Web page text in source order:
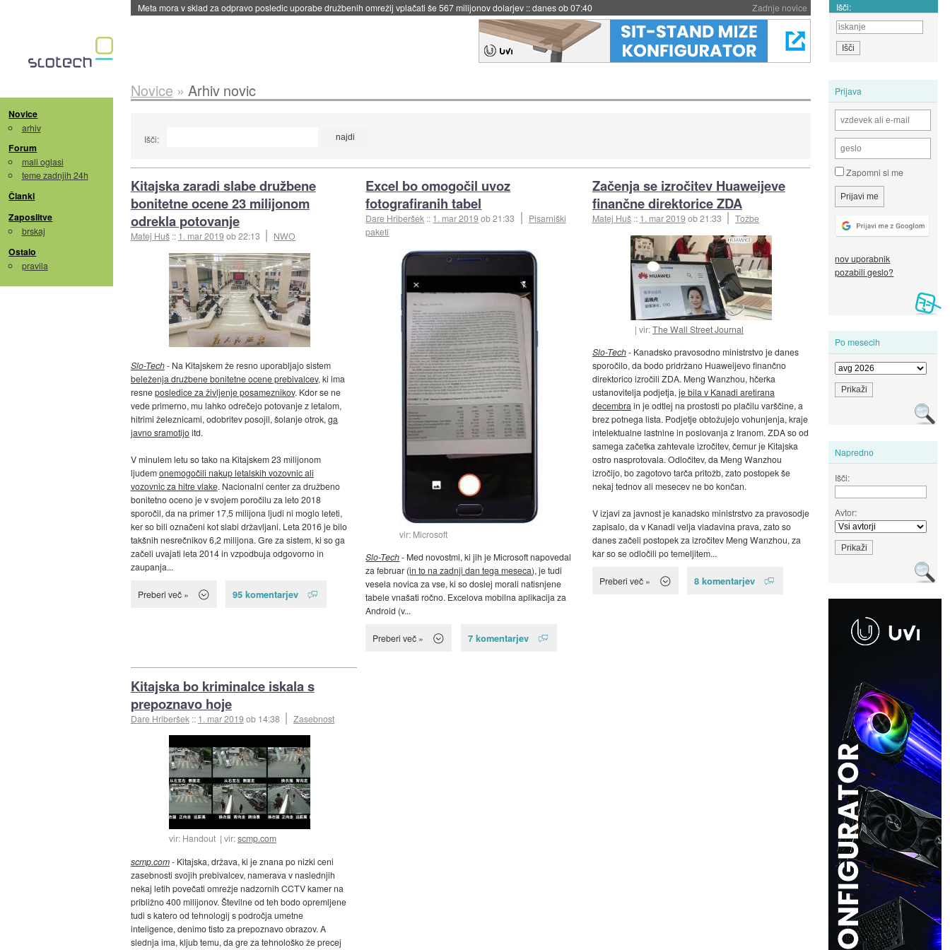
Zadnje novice
Meta mora v sklad za odpravo posledic uporabe družbenih omrežij vplačati še 567 milijonov dolarjev ::danes ob 07:40 Išči:
Novice
arhiv
Forum
mali oglasi
teme zadnjih 24h
Članki
Zaposlitve
brskaj
Ostalo
pravila
Prijava
Zapomni si me
nov uporabnik
pozabili geslo?
Po mesecih
Napredno
Išči:
Avtor:
Novice » Arhiv novic
Išči:
Kitajska zaradi slabe družbene
bonitetne ocene 23 milijonom
odrekla potovanje
Matej Huš :: 1. mar 2019ob 22:13 NWO
Slo-Tech- Na Kitajskem že resno uporabljajo sistem
beleženja družbene bonitetne ocene prebivalcev, ki ima
resneposledice za življenje posameznikov. Kdor se ne
vede primerno, mu lahko odrečejo potovanje z letalom,
hitrimi železnicami, odobritev posojil, šolanje otrok, ga
javno sramotijoitd.
V minulem letu so tako na Kitajskem 23 milijonom
ljudemonemogočili nakup letalskih vozovnic ali
vozovnic za hitre vlake. Nacionalni center za družbeno
bonitetno oceno je v svojem poročilu za leto 2018
sporočil, da na primer 17,5 milijona ljudi ni moglo leteti,
ker so bili označeni kot slabi državljani. Leta 2016 je bilo
takšnih nesrečnikov 6,2 milijona. Gre za sistem, ki so ga
začeli uvajati leta 2014 in vzpodbuja odgovorno in
zaupanja...
Preberi več » 95 komentarjev
Excel bo omogočil uvoz
fotografiranih tabel
Dare Hriberšek :: 1. mar 2019ob 21:33
Pisarniški
paketi
vir: Microsoft
Slo-Tech- Med novostmi, ki jih je Microsoft napovedal
za februar (in to na zadnji dan tega meseca), je tudi
vesela novica za vse, ki so doslej morali natisnjene
tabele vnašati ročno. Excelova mobilna aplikacija za
Android (v...
Preberi več » 7 komentarjev
Začenja se izročitev Huaweijeve
finančne direktorice ZDA
Matej Huš :: 1. mar 2019ob 21:33 Tožbe
vir:The Wall Street Journal
Slo-Tech- Kanadsko pravosodno ministrstvo je danes
sporočilo, da bodo pridržano Huaweijevo finančno
direktorico izročili ZDA. Meng Wanzhou, hčerka
ustanovitelja podjetja, je bila v Kanadi aretirana
decembra in je odtlej na prostosti po plačilu varščine, a
brez potnega lista. Podjetje obtožujejo vohunjenja, kraje
intelektualne lastnine in poslovanja z Iranom. ZDA so od
samega začetka zahtevale izročitev, čemur je Kitajska
ostro nasprotovala. Odločitev, da Meng Wanzhou
izročijo, bo zagotovo tarča pritožb, zato postopek še
nekaj tednov ali mesecev ne bo končan.
V izjavi za javnost je kanadsko ministrstvo za pravosodje
zapisalo, da v Kanadi velja vladavina prava, zato so
danes začeli postopek za izročitev Meng Wanzhou, za
kar so se odločili po temeljitem...
Preberi več » 8 komentarjev
Kitajska bo kriminalce iskala s
prepoznavo hoje
Dare Hriberšek :: 1. mar 2019ob 14:38 Zasebnost
vir: Handout vir:scmp.com
scmp.com- Kitajska, država, ki je znana po nizki ceni
zasebnosti svojih prebivalcev, namerava v naslednjih
nekaj letih povečati omrežje nadzornih CCTV kamer na
približno 400 milijonov. Številne od teh bodo opremljene
tudi s katero od tehnologij s področja umetne
inteligence, denimo tisto za prepoznavo obrazov. A
slednja ima, kljub temu, da gre za tehnološko že precej